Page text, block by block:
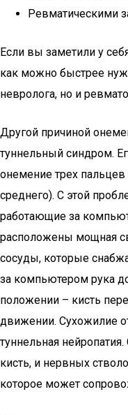
Ревматическими
Если вы заметили у
как можно быстрее
невролога, но и
Другой причиной
туннельный синдром.
онемение трех пальцев
среднего). С этой
работающие за
расположены мощная
сосуды, которые
за компьютером рука
положении – кисть
движении. Сухожилие
туннельная
кисть, и нервных
которое может